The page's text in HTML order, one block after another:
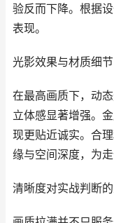
验反而下降。根据
表现。
光影效果与材质细节
在最高画质下，动
立体感显著增强。
现更贴近诚实。合
缘与空间深度，为
清晰度对实战判断